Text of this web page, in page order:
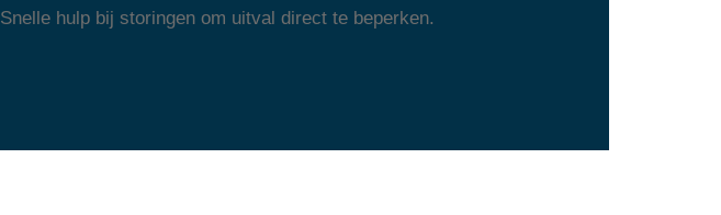
Snelle hulp bij storingen om uitval direct te beperken.